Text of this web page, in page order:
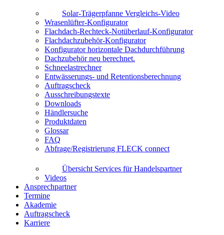
Solar-Trägerpfanne Vergleichs-Video
Wrasenlüfter-Konfigurator
Flachdach-Rechteck-Notüberlauf-Konfigurator
Flachdachzubehör-Konfigurator
Konfigurator horizontale Dachdurchführung
Dachzubehör neu berechnet.
Schneelastrechner
Entwässerungs- und Retentionsberechnung
Auftragscheck
Ausschreibungstexte
Downloads
Händlersuche
Produktdaten
Glossar
FAQ
Abfrage/Registrierung FLECK connect
Übersicht Services für Handelspartner
Videos
Ansprechpartner
Termine
Akademie
Auftragscheck
Karriere